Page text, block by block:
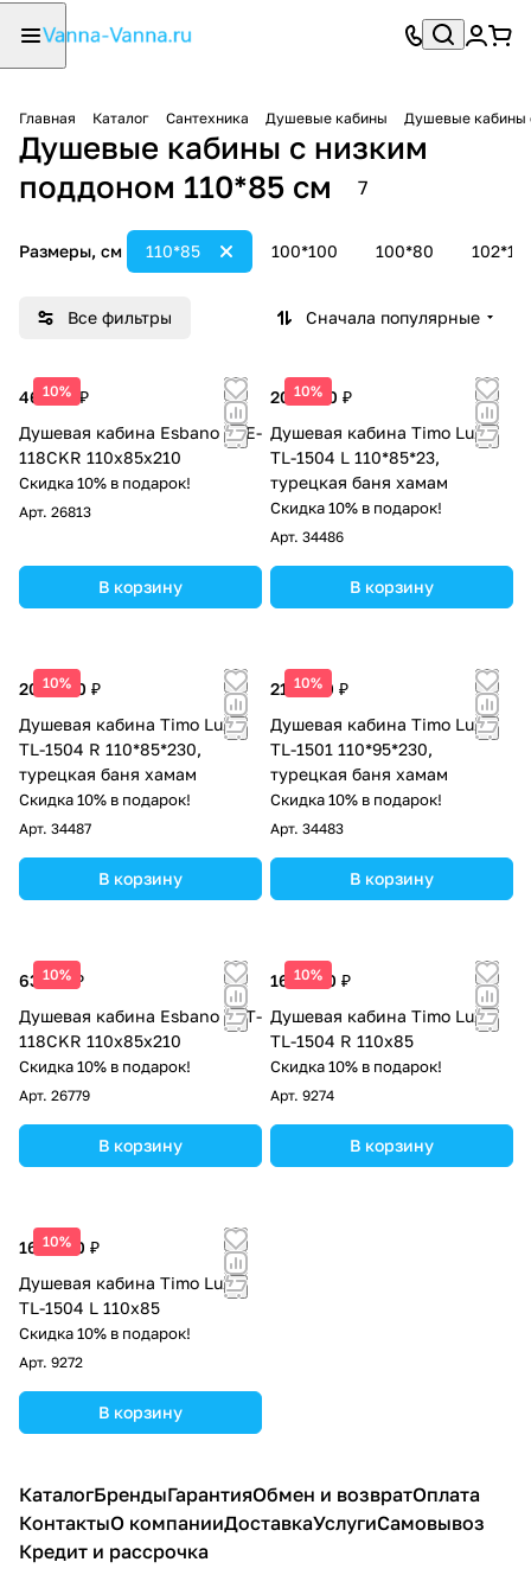
Главная Каталог Сантехника Душевые кабины Душевые кабины
Душевые кабины с низким
поддоном 110*85 см
7
Размеры, см 100*100 100*80
110*85
Все фильтры Сначала популярные
10%
46 538 ₽
Душевая кабина Esbano ESE-
118CKR 110х85х210
Скидка 10% в подарок!
Арт. 26813
В корзину
10%
208 800 ₽
Душевая кабина Timo Lux
TL-1504 L 110*85*23,
турецкая баня хамам
Скидка 10% в подарок!
Арт. 34486
В корзину
10%
208 800 ₽
Душевая кабина Timo Lux
TL-1504 R 110*85*230,
турецкая баня хамам
Скидка 10% в подарок!
Арт. 34487
В корзину
10%
212 600 ₽
Душевая кабина Timo Lux
TL-1501 110*95*230,
турецкая баня хамам
Скидка 10% в подарок!
Арт. 34483
В корзину
10%
63 113 ₽
Душевая кабина Esbano EST-
118CKR 110x85x210
Скидка 10% в подарок!
Арт. 26779
В корзину
10%
164 000 ₽
Душевая кабина Timo Lux
TL-1504 R 110х85
Скидка 10% в подарок!
Арт. 9274
В корзину
10%
164 000 ₽
Душевая кабина Timo Lux
TL-1504 L 110х85
Скидка 10% в подарок!
Арт. 9272
В корзину
КаталогБрендыГарантияОбмен и возвратОплата
КонтактыО компанииДоставкаУслугиСамовывоз
Кредит и рассрочка